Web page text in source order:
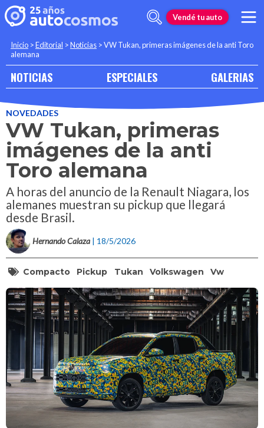
Vendé tu auto
Inicio >Editorial >Noticias >VW Tukan, primeras imágenes de la anti Toro
alemana
NOTICIAS ESPECIALES GALERIAS
NOVEDADES
VW Tukan, primeras
imágenes de la anti
Toro alemana
A horas del anuncio de la Renault Niagara, los
alemanes muestran su pickup que llegará
desde Brasil.
Hernando Calaza | 18/5/2026
Compacto Pickup Tukan Volkswagen Vw